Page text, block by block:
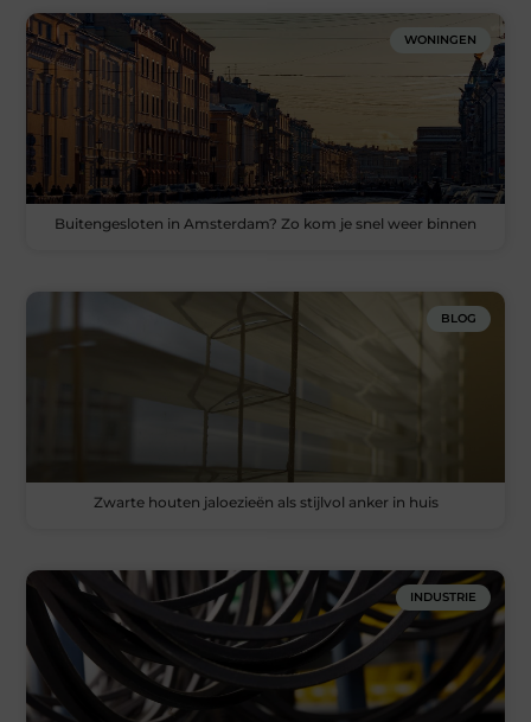
WONINGEN
Buitengesloten in Amsterdam? Zo kom je snel weer binnen
BLOG
Zwarte houten jaloezieën als stijlvol anker in huis
INDUSTRIE